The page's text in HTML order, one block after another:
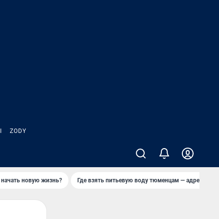
ZODY
начать новую жизнь? Где взять питьевую воду тюменцам — адреса